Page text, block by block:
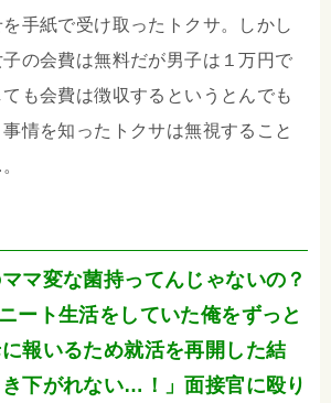
手紙で受け取ったトクサ。しかし
の会費は無料だが男子は１万円で
も会費は徴収するというとんでも
情を知ったトクサは無視すること
ママ変な菌持ってんじゃないの？
ート生活をしていた俺をずっと
報いるため就活を再開した結
下がれない…！」面接官に殴り